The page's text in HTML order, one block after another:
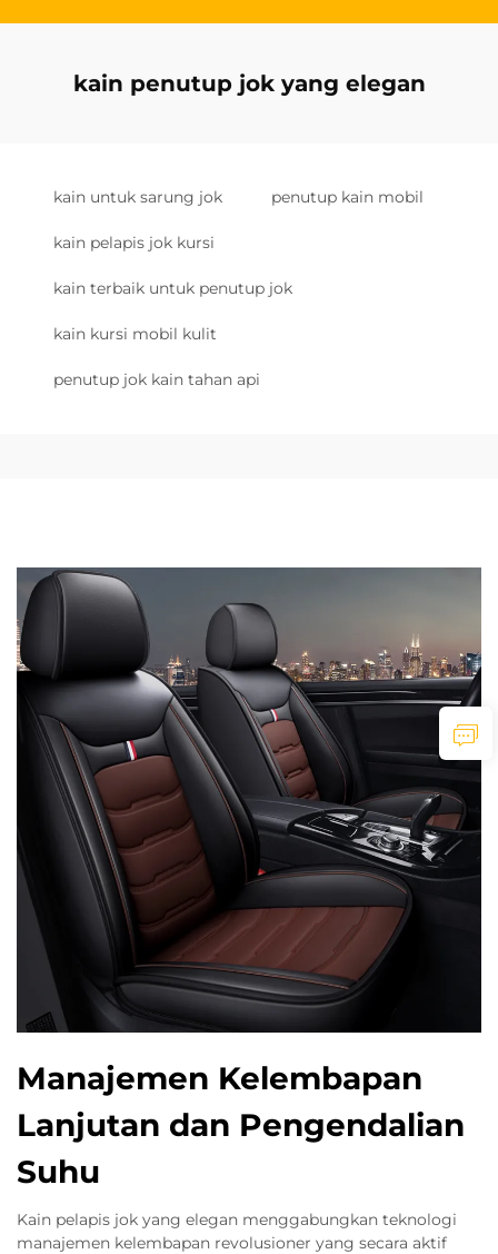
kain penutup jok yang elegan
kain untuk sarung jok penutup kain mobil
kain pelapis jok kursi
kain terbaik untuk penutup jok
kain kursi mobil kulit
penutup jok kain tahan api
Manajemen Kelembapan
Lanjutan dan Pengendalian
Suhu
Kain pelapis jok yang elegan menggabungkan teknologi
manajemen kelembapan revolusioner yang secara aktif